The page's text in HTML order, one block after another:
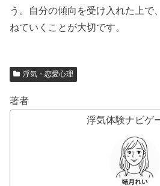
う。自分の傾向を受け入れた上で
ねていくことが大切です。
浮気・恋愛心理
著者
浮気体験ナビゲ